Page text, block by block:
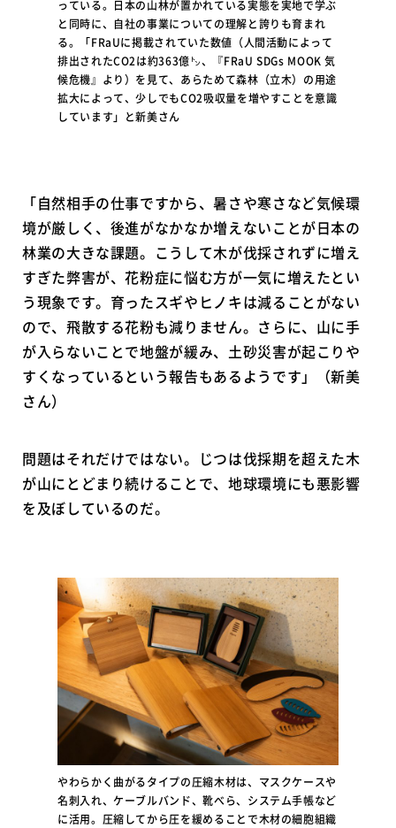
っている。日本の山林が置かれている実態を実地で学ぶ
と同時に、自社の事業についての理解と誇りも育まれ
る。「FRaUに掲載されていた数値（人間活動によって
排出されたCO2は約363億㌧、『FRaU SDGs MOOK 気
候危機』より）を見て、あらためて森林（立木）の用途
拡大によって、少しでもCO2吸収量を増やすことを意識
しています」と新美さん
「自然相手の仕事ですから、暑さや寒さなど気候環
境が厳しく、後進がなかなか増えないことが日本の
林業の大きな課題。こうして木が伐採されずに増え
すぎた弊害が、花粉症に悩む方が一気に増えたとい
う現象です。育ったスギやヒノキは減ることがない
ので、飛散する花粉も減りません。さらに、山に手
が入らないことで地盤が緩み、土砂災害が起こりや
すくなっているという報告もあるようです」（新美
さん）
問題はそれだけではない。じつは伐採期を超えた木
が山にとどまり続けることで、地球環境にも悪影響
を及ぼしているのだ。
やわらかく曲がるタイプの圧縮木材は、マスクケースや
名刺入れ、ケーブルバンド、靴べら、システム手帳など
に活用。圧縮してから圧を緩めることで木材の細胞組織